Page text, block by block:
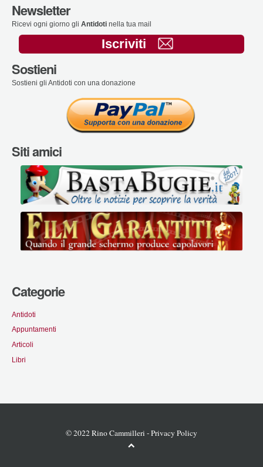
Newsletter
Ricevi ogni giorno gli Antidoti nella tua mail
Iscriviti
Sostieni
Sostieni gli Antidoti con una donazione
Siti amici
Categorie
Antidoti
Appuntamenti
Articoli
Libri
© 2022 Rino Cammilleri -Privacy Policy